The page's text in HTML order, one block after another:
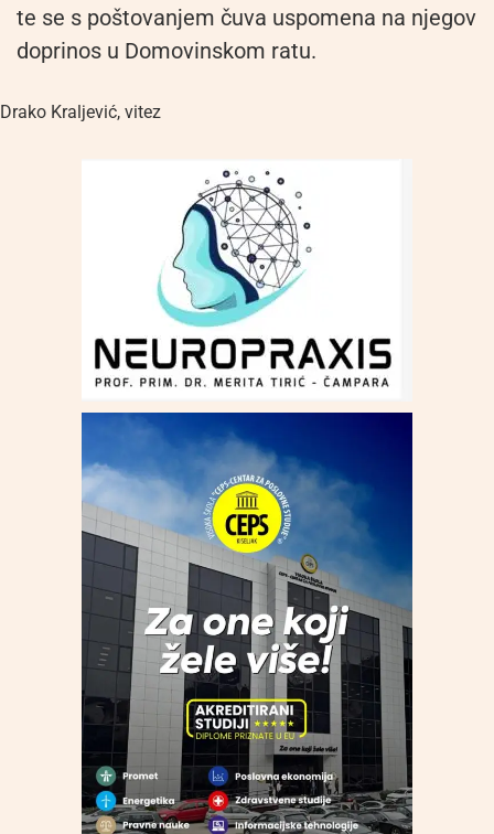
te se s poštovanjem čuva uspomena na njegov
doprinos u Domovinskom ratu.
Drako Kraljević, vitez